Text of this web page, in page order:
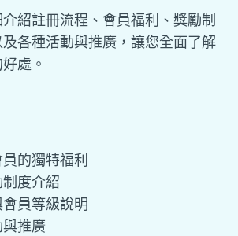
紹註冊流程、會員福利、獎勵制
各種活動與推廣，讓您全面了解
處。
員的獨特福利
度介紹
員等級說明
推廣